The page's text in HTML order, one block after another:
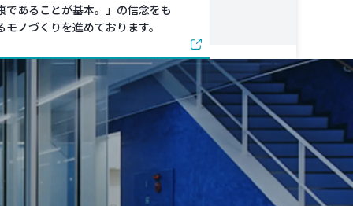
あることが基本。」の信念をも
ノづくりを進めております。